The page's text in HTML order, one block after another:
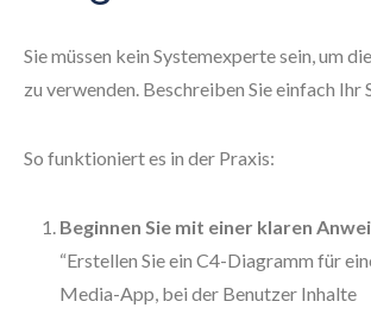
Sie müssen kein Systemexperte sein, um
zu verwenden. Beschreiben Sie einfach Ihr
So funktioniert es in der Praxis:
Beginnen Sie mit einer klaren
“Erstellen Sie ein C4-Diagramm für
Media-App, bei der Benutzer Inhalte